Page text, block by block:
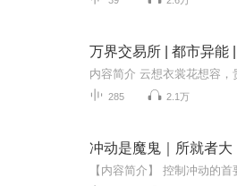
285 2.1万
冲动是魔鬼｜所就者